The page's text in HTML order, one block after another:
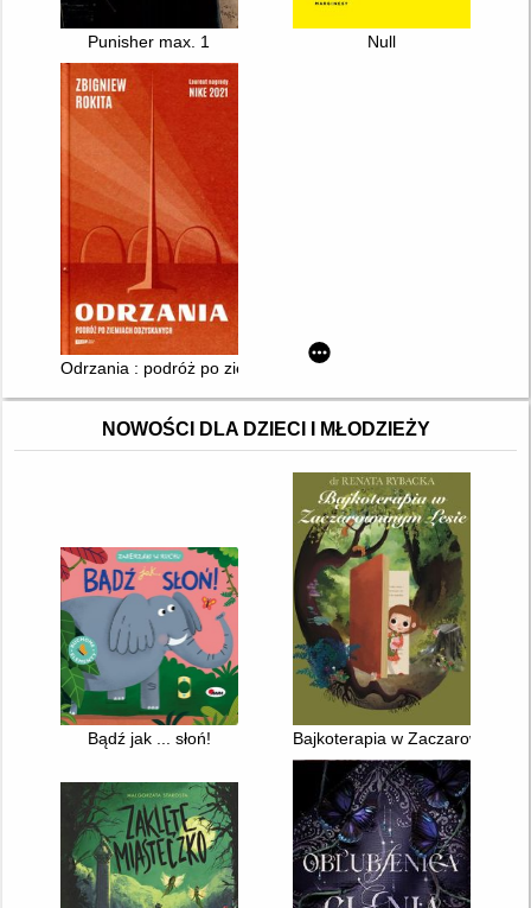
Punisher max. 1 Null
Odrzania : podróż po ziemiach odzyskanych
NOWOŚCI DLA DZIECI I MŁODZIEŻY
Bądź jak ... słoń! Bajkoterapia w Zaczarowanym